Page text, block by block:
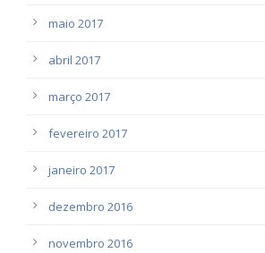
maio 2017
abril 2017
março 2017
fevereiro 2017
janeiro 2017
dezembro 2016
novembro 2016